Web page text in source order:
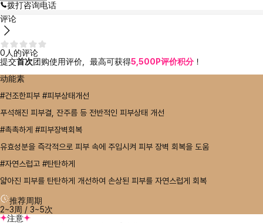
拨打咨询电话
评论
0人的评论
提交首次团购使用评价，最高可获得5,500P评价积分 ！
动能素
#건조한피부 #피부상태개선
푸석해진 피부결, 잔주름 등 전반적인 피부상태 개선
#촉촉하게 #피부장벽회복
유효성분을 즉각적으로 피부 속에 주입시켜 피부 장벽 회복을 도움
#자연스럽고 #탄탄하게
얇아진 피부를 탄탄하게 개선하여 손상된 피부를 자연스럽게 회복
推荐周期
2~3周 / 3~5次
注意